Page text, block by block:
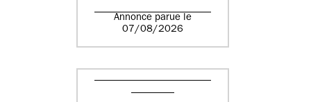
Annonce parue le
07/08/2026